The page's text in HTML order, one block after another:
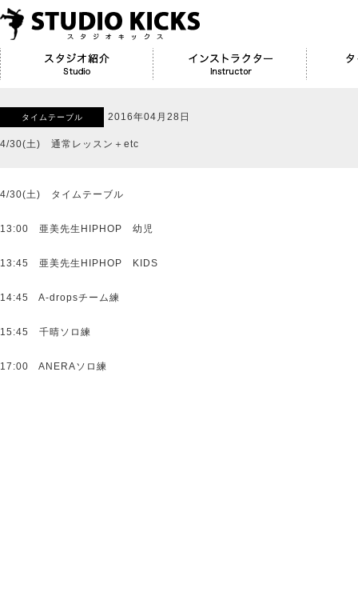
タイムテーブル 2016年04月28日
4/30(土) 通常レッスン＋etc
4/30(土) タイムテーブル
13:00 亜美先生HIPHOP 幼児
13:45 亜美先生HIPHOP KIDS
14:45 A-dropsチーム練
15:45 千晴ソロ練
17:00 ANERAソロ練